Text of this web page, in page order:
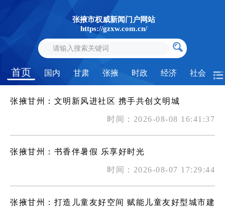
张掖市权威新闻门户网站
https://gzxw.com.cn/
首页 国内 甘肃 张掖 时政 经济 社会
张掖甘州：文明新风进社区 携手共创文明城
时间：2026-08-08 16:41:37
张掖甘州：书香伴暑假 乐享好时光
时间：2026-08-07 17:29:44
张掖甘州：打造儿童友好空间 赋能儿童友好型城市建